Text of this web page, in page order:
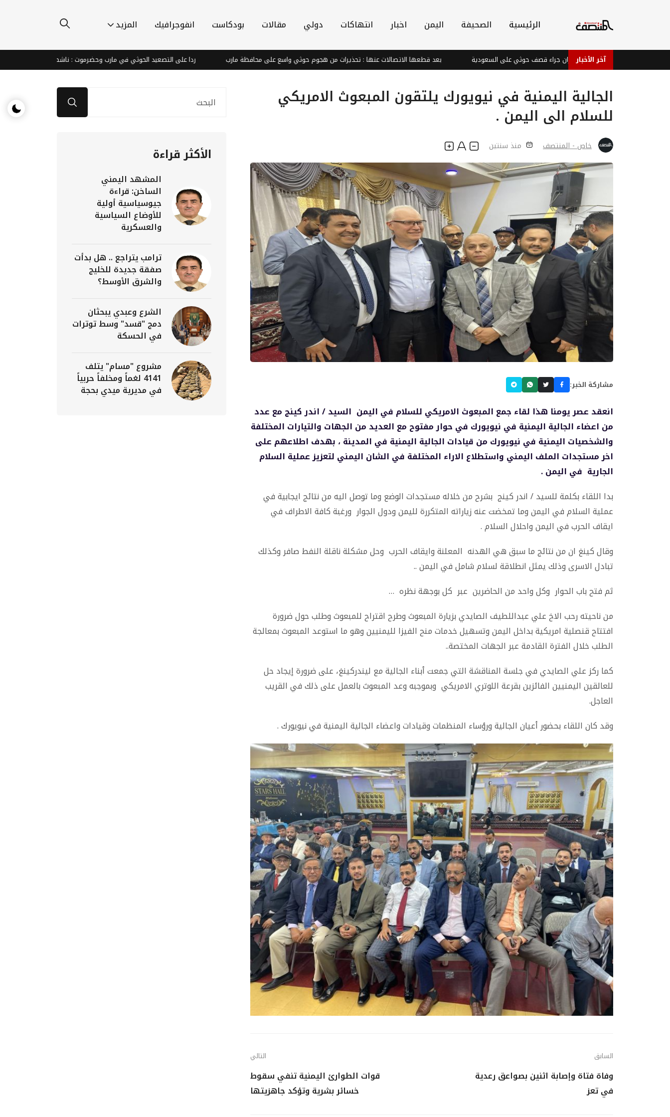
الرئيسية الصحيفة اليمن اخبار انتهاكات دولي مقالات بودكاست انفوجرافيك المزيد
آخر الأخبار
إصابات في نجران جراء قصف حوثي على السعودية بعد قطعها الاتصالات عنها : تحذيرات من هجوم حوثي واسع على محافظة مارب ردا على التصعيد الحوثي في مارب وحضرموت : ناشطون يطالبون الشرعية والتحالف
الجالية اليمنية في نيويورك يلتقون المبعوث الامريكي
للسلام الى اليمن .
خاص - المنتصف منذ سنتين
مشاركة الخبر:
انعقد عصر يومنا هذا لقاء جمع المبعوث الامريكي للسلام في اليمن السيد / اندر كينج مع عدد
من اعضاء الجالية اليمنية في نيويورك في حوار مفتوح مع العديد من الجهات والتيارات المختلفة
والشخصيات اليمنية في نيويورك من قيادات الجالية اليمنية في المدينة ، بهدف اطلاعهم على
اخر مستجدات الملف اليمني واستطلاع الاراء المختلفة في الشان اليمني لتعزيز عملية السلام
الجارية في اليمن .
بدا اللقاء بكلمة للسيد / اندر كينج بشرح من خلاله مستجدات الوضع وما توصل اليه من نتائج ايجابية في
عملية السلام في اليمن وما تمخضت عنه زياراته المتكررة لليمن ودول الجوار ورغبة كافة الاطراف في
ايقاف الحرب في اليمن واحلال السلام .
وقال كينغ ان من نتائج ما سبق هي الهدنه المعلنة وايقاف الحرب وحل مشكلة ناقلة النفط صافر وكذلك
تبادل الاسرى وذلك يمثل انطلاقة لسلام شامل في اليمن ..
ثم فتح باب الحوار وكل واحد من الحاضرين عبر كل بوجهة نظره …
من ناحيته رحب الاخ علي عبداللطيف الصايدي بزيارة المبعوث وطرح اقتراح للمبعوث وطلب حول ضرورة
افتتاح قنصلية امريكية بداخل اليمن وتسهيل خدمات منح الفيزا لليمنيين وهو ما استوعد المبعوث بمعالجة
الطلب خلال الفترة القادمة عبر الجهات المختصة..
كما ركز علي الصايدي في جلسة المناقشة التي جمعت أبناء الجالية مع ليندركينغ، على ضرورة إيجاد حل
للعالقين اليمنيين الفائزين بقرعة اللوتري الامريكي وبموجبه وعد المبعوث بالعمل على ذلك في القريب
العاجل.
وقد كان اللقاء بحضور أعيان الجالية ورؤساء المنظمات وقيادات واعضاء الجالية اليمنية في نيويورك .
السابق
وفاة فتاة وإصابة اثنين بصواعق رعدية
في تعز
التالي
قوات الطوارئ اليمنية تنفي سقوط
خسائر بشرية وتؤكد جاهزيتها
الأكثر قراءة
المشهد اليمني
الساخن: قراءة
جيوسياسية أولية
للأوضاع السياسية
والعسكرية
ترامب يتراجع .. هل بدأت
صفقة جديدة للخليج
والشرق الأوسط؟
الشرع وعبدي يبحثان
دمج "قسد" وسط توترات
في الحسكة
مشروع "مسام" يتلف
4141 لغماً ومخلفاً حربياً
في مديرية ميدي بحجة